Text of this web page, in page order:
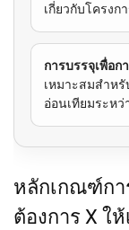
เกี่ยวกับโครงก
การบรรจุเพื่
เหมาะสมสำห
อ่อนเทียมระหว่
หลักเกณฑ์
ต้องการ X ให้